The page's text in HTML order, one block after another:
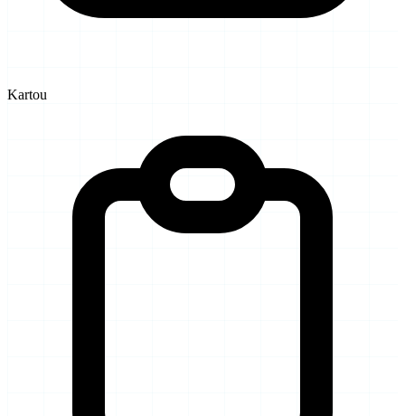
Kartou